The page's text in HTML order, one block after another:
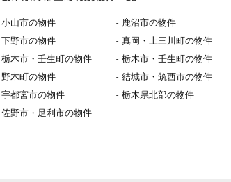
小山市の物件
下野市の物件
栃木市・壬生町の物件
野木町の物件
宇都宮市の物件
佐野市・足利市の物件
鹿沼市の物件
真岡・上三川町の物件
栃木市・壬生町の物件
結城市・筑西市の物件
栃木県北部の物件